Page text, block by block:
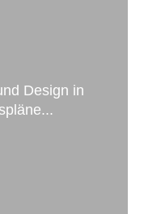
Design in